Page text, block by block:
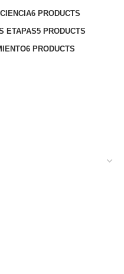
6 PRODUCTS
ETAPAS5 PRODUCTS
6 PRODUCTS